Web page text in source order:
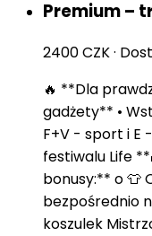
Premium –
2400 CZK·
🔥 **Dla
gadżety** •
F+V - sport i E
festiwalu Life
bonusy:** o 👕
bezpośrednio
koszulek